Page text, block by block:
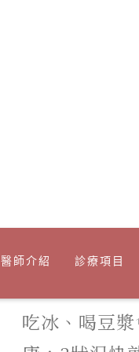
醫師介紹 診療項目
吃冰、喝豆